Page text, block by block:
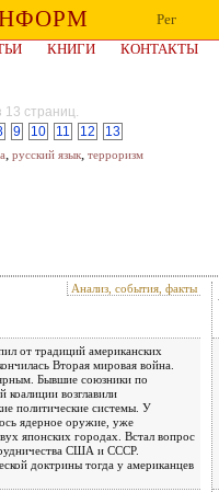
Рег
КНИГИ КОНТАКТЫ
13 страниц.
9 10 11 12 13
, русский язык, терроризм
Анализ, события, факты
от традиций американских
Вторая мировая война.
Бывшие союзники по
коалиции возглавили
политические системы. У
ядерное оружие, уже
японских городах. Встал вопрос
США и СССР.
доктрины тогда у американцев